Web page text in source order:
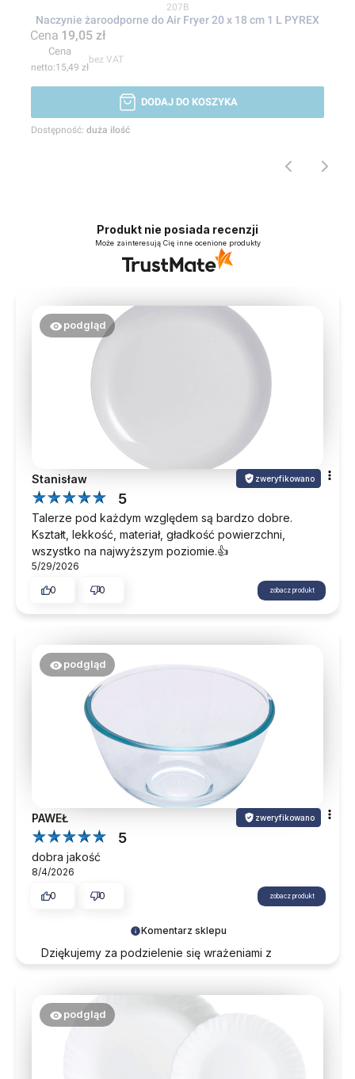
Kod produktu
207B
Naczynie żaroodporne do Air Fryer 20 x 18 cm 1 L PYREX
Cena 19,05 zł
Cena
15,49 zł
bez VAT
DODAJ DO KOSZYKA
Dostępność: duża ilość
Produkt nie posiada recenzji
Może zainteresują Cię inne ocenione produkty
podgląd
Stanisław zweryfikowano
5
Talerze pod każdym względem są bardzo dobre.
Kształt, lekkość, materiał, gładkość powierzchni,
wszystko na najwyższym poziomie.👍️
5/29/2026
0
0 zobacz produkt
Komentarz sklepu
Dziękujemy za podzielenie się wrażeniami z
podgląd
PAWEŁ zweryfikowano
5
dobra jakość
8/4/2026
0
0 zobacz produkt
podgląd